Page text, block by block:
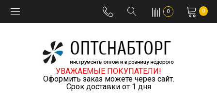
0 0
УВАЖАЕМЫЕ ПОКУПАТЕЛИ!
Оформить заказ можете через сайт.
Срок доставки от 1 дня